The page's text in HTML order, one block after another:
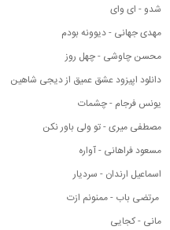
شدو - ای وای
مهدی جهانی - دیوونه بودم
محسن چاوشی - چهل روز
دانلود اپیزود عشق عمیق از دیجی شاهین
یونس فرجام - چشمات
مصطفی میری - تو ولی باور نکن
مسعود فراهانی - آواره
اسماعیل ارندان - سردیار
مرتضی باب - ممنونم ازت
مانی - کجایی